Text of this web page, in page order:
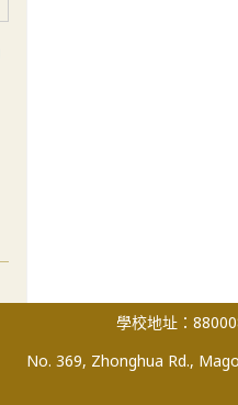
學校地址：
No. 369, Zhonghua Rd.,